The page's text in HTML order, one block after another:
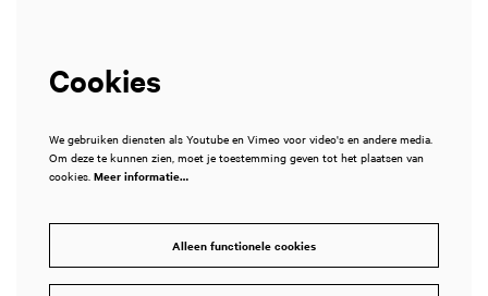
Cookies
We gebruiken diensten als Youtube en Vimeo voor video's en andere media.
Om deze te kunnen zien, moet je toestemming geven tot het plaatsen van
cookies. Meer informatie…
Alleen functionele cookies